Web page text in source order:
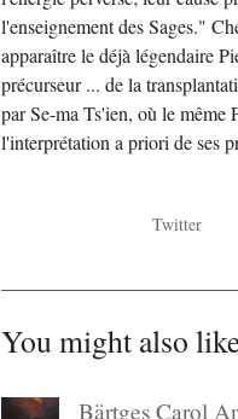
l'enseignement des Sages."
apparaître le déjà légendaire
précurseur ... de la
par Se-ma Ts'ien, où le même
l'interprétation a priori de ses
Twitter
You might also
Bärtges Carol